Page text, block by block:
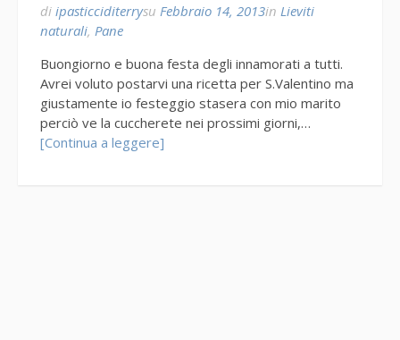
di ipasticciditerrysu Febbraio 14, 2013in Lieviti
naturali, Pane
Buongiorno e buona festa degli innamorati a tutti.
Avrei voluto postarvi una ricetta per S.Valentino ma
giustamente io festeggio stasera con mio marito
perciò ve la cuccherete nei prossimi giorni,…
[Continua a leggere]